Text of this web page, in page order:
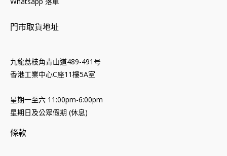
門市取貨地址
九龍荔枝角青山道489-491号
香港工業中心C座11樓5A室
星期一至六 11:00pm-6:00pm
星期日及公眾假期 (休息)
條款